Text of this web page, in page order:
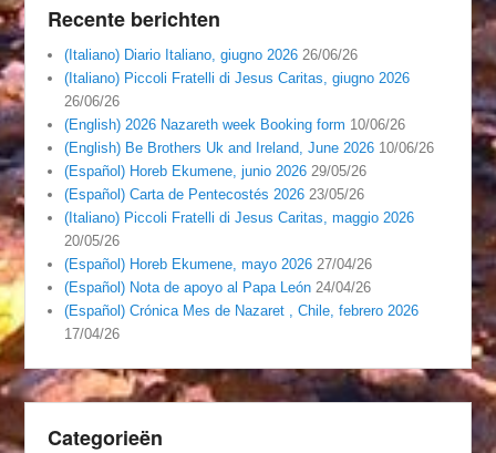
Recente berichten
(Italiano) Diario Italiano, giugno 2026 26/06/26
(Italiano) Piccoli Fratelli di Jesus Caritas, giugno 2026
26/06/26
(English) 2026 Nazareth week Booking form 10/06/26
(English) Be Brothers Uk and Ireland, June 2026 10/06/26
(Español) Horeb Ekumene, junio 2026 29/05/26
(Español) Carta de Pentecostés 2026 23/05/26
(Italiano) Piccoli Fratelli di Jesus Caritas, maggio 2026
20/05/26
(Español) Horeb Ekumene, mayo 2026 27/04/26
(Español) Nota de apoyo al Papa León 24/04/26
(Español) Crónica Mes de Nazaret , Chile, febrero 2026
17/04/26
Categorieën